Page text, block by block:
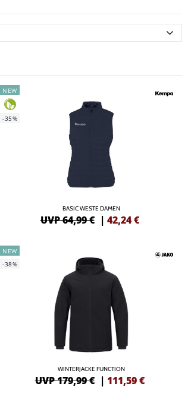
NEW
-35%
BASIC WESTE DAMEN
UVP 64,99 € | 42,24 €
NEW
-38%
WINTERJACKE FUNCTION
UVP 179,99 € | 111,59 €